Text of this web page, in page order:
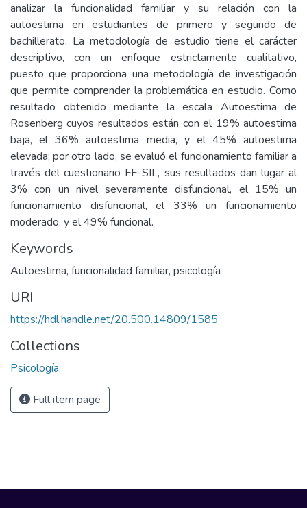
analizar la funcionalidad familiar y su relación con la
autoestima en estudiantes de primero y segundo de
bachillerato. La metodología de estudio tiene el carácter
descriptivo, con un enfoque estrictamente cualitativo,
puesto que proporciona una metodología de investigación
que permite comprender la problemática en estudio. Como
resultado obtenido mediante la escala Autoestima de
Rosenberg cuyos resultados están con el 19% autoestima
baja, el 36% autoestima media, y el 45% autoestima
elevada; por otro lado, se evaluó el funcionamiento familiar a
través del cuestionario FF-SIL, sus resultados dan lugar al
3% con un nivel severamente disfuncional, el 15% un
funcionamiento disfuncional, el 33% un funcionamiento
moderado, y el 49% funcional.
Keywords
Autoestima, funcionalidad familiar, psicología
URI
https://hdl.handle.net/20.500.14809/1585
Collections
Psicología
Full item page